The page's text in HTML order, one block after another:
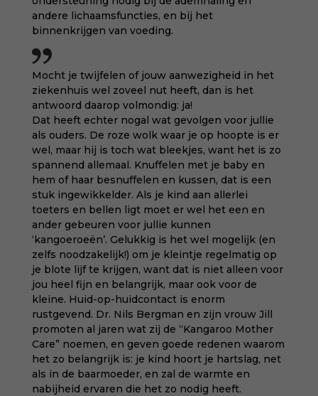
andere lichaamsfuncties, en bij het
binnenkrijgen van voeding.
Mocht je twijfelen of jouw aanwezigheid in het
ziekenhuis wel zoveel nut heeft, dan is het
antwoord daarop volmondig: ja!
Dat heeft echter nogal wat gevolgen voor jullie
als ouders. De roze wolk waar je op hoopte is er
wel, maar hij is toch wat bleekjes, want het is zo
spannend allemaal. Knuffelen met je baby en
hem of haar besnuffelen en kussen, dat is een
stuk ingewikkelder. Als je kind aan allerlei
toeters en bellen ligt moet er wel het een en
ander gebeuren voor jullie kunnen
‘kangoeroeën’. Gelukkig is het wel mogelijk (en
zelfs noodzakelijk!) om je kleintje regelmatig op
je blote lijf te krijgen, want dat is niet alleen voor
jou heel fijn en belangrijk, maar ook voor de
kleine. Huid-op-huidcontact is enorm
rustgevend. Dr. Nils Bergman en zijn vrouw Jill
promoten al jaren wat zij de “Kangaroo Mother
Care” noemen, en geven goede redenen waarom
het zo belangrijk is: je kind hoort je hartslag, net
als in de baarmoeder, en zal de warmte en
nabijheid ervaren die het zo nodig heeft.